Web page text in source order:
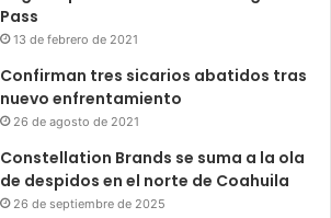
Pass
13 de febrero de 2021
Confirman tres sicarios abatidos tras
nuevo enfrentamiento
26 de agosto de 2021
Constellation Brands se suma a la ola
de despidos en el norte de Coahuila
26 de septiembre de 2025